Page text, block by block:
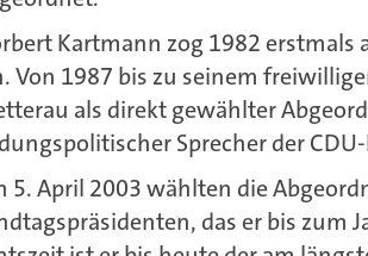
Kartmann zog 1982 erstmals
Von 1987 bis zu seinem
als direkt gewählter
Sprecher der
5. April 2003 wählten die
das er bis zum